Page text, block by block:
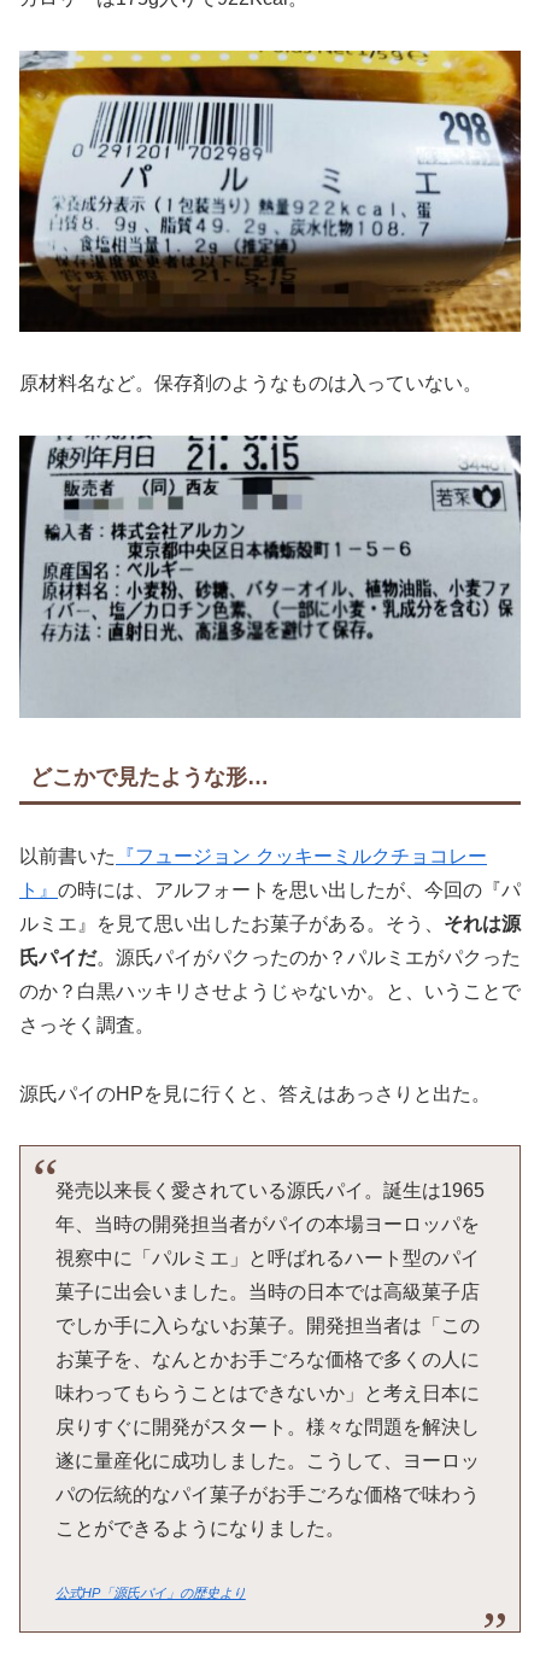
原材料名など。保存剤のようなものは入っていない。
どこかで見たような形…
以前書いた
『フュージョン クッキーミルクチョコレー
ト』 の時には、アルフォートを思い出したが、今回の『パ
ルミエ』を見て思い出したお菓子がある。そう、 それは源
氏パイだ。源氏パイがパクったのか？パルミエがパクった
のか？白黒ハッキリさせようじゃないか。と、いうことで
さっそく調査。
源氏パイのHPを見に行くと、答えはあっさりと出た。
発売以来長く愛されている源氏パイ。誕生は1965
年、当時の開発担当者がパイの本場ヨーロッパを
視察中に「パルミエ」と呼ばれるハート型のパイ
菓子に出会いました。当時の日本では高級菓子店
でしか手に入らないお菓子。開発担当者は「この
お菓子を、なんとかお手ごろな価格で多くの人に
味わってもらうことはできないか」と考え日本に
戻りすぐに開発がスタート。様々な問題を解決し
遂に量産化に成功しました。こうして、ヨーロッ
パの伝統的なパイ菓子がお手ごろな価格で味わう
ことができるようになりました。
公式HP「源氏パイ」の歴史より